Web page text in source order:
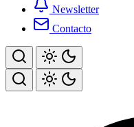
Newsletter
Contacto